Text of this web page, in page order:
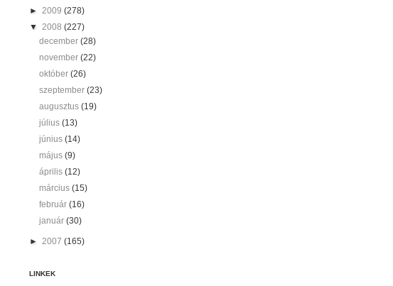
► 2009 (278)
▼ 2008 (227)
december(28)
november(22)
október(26)
szeptember(23)
augusztus(19)
július(13)
június(14)
május(9)
április(12)
március(15)
február(16)
január(30)
► 2007 (165)
LINKEK